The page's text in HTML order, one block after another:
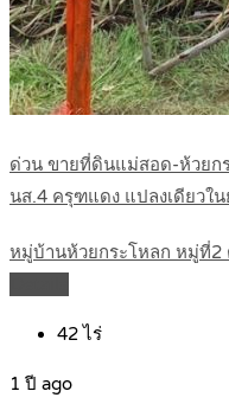
ด่วน ขายที่ดินแม่สอด-ห้วยก
นส.4 ครุฑแดง แปลงเดียวใ
หมู่บ้านห้วยกระโหลก หมู่ที่2
42ไร่
1 ปี ago